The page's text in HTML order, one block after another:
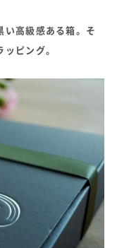
い高級感ある箱。そ
ピング。